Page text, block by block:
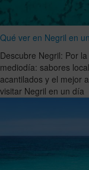
Qué ver en Negril en
Descubre Negril: Por
mediodía: sabores
acantilados y el mejor
visitar Negril en un